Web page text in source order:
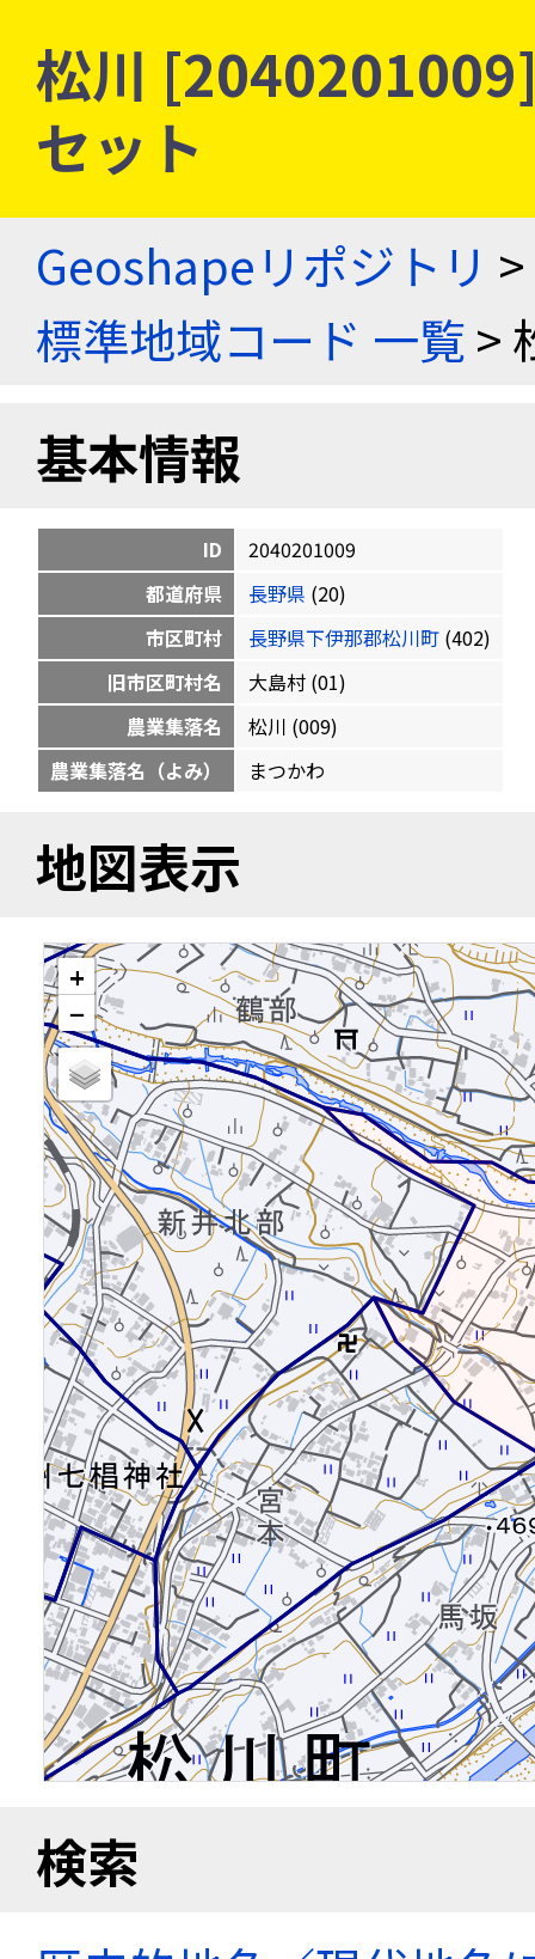
松川
セット
Geoshapeリポジトリ >
標準地域コード 一覧>
基本情報
ID
2040201009
都道府県
長野県 (20)
市区町村
長野県下伊那郡松川町 (402)
旧市区町村名
大島村 (01)
農業集落名
松川 (009)
農業集落名（よみ）
まつかわ
地図表示
+
−
検索